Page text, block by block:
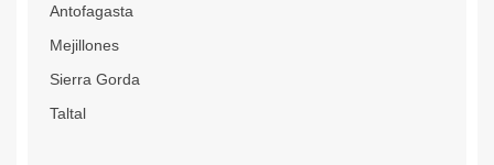
Antofagasta
Mejillones
Sierra Gorda
Taltal